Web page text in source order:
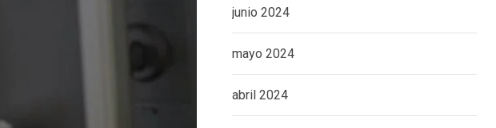
junio 2024
mayo 2024
abril 2024